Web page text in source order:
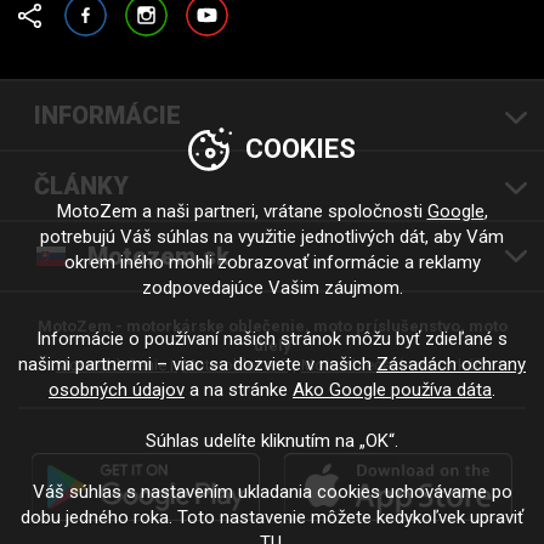
Vyberte svoj motocykel v modelovom filtri a zobrazte si
kompatibilné reťaze, reťazové kolesá a kompletné reťazové
sady.
Jana Prnková
INFORMÁCIE
ČLÁNKY
Motozem.sk
MotoZem - motorkárske oblečenie, moto príslušenstvo, moto
diely
Moto oblečenie | Moto oblečení Moto oblečení - motorkáři
COOKIES
MotoZem a naši partneri, vrátane spoločnosti Google,
potrebujú Váš súhlas na využitie jednotlivých dát, aby Vám
okrem iného mohli zobrazovať informácie a reklamy
zodpovedajúce Vašim záujmom.
Informácie o používaní našich stránok môžu byť zdieľané s
našimi partnermi – viac sa dozviete v našich Zásadách ochrany
osobných údajov a na stránke Ako Google používa dáta.
Súhlas udelíte kliknutím na „OK“.
Váš súhlas s nastavením ukladania cookies uchovávame po
dobu jedného roka. Toto nastavenie môžete kedykoľvek upraviť